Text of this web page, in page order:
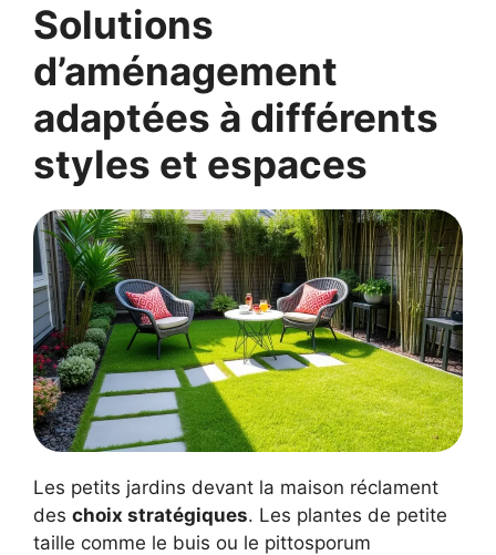
Solutions
d’aménagement
adaptées à différents
styles et espaces
Les petits jardins devant la maison réclament
des choix stratégiques. Les plantes de petite
taille comme le buis ou le pittosporum